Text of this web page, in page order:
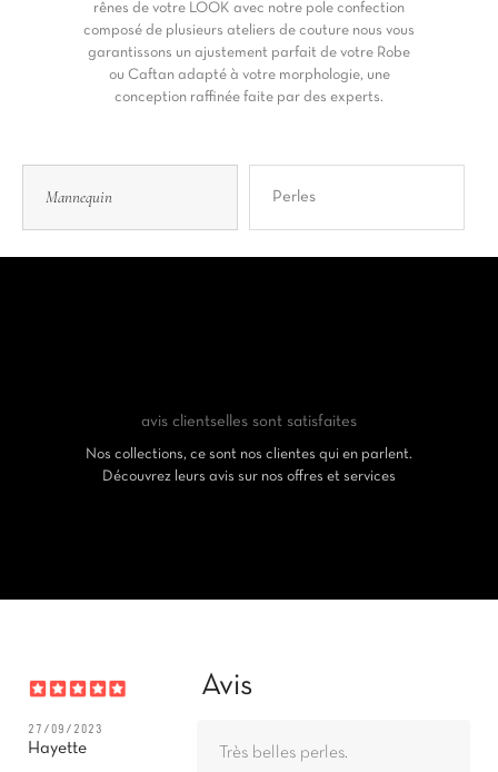
rênes de votre LOOK avec notre pole confection
composé de plusieurs ateliers de couture nous vous
garantissons un ajustement parfait de votre Robe
ou Caftan adapté à votre morphologie, une
conception raffinée faite par des experts.
Mannequin Perles
avis clientselles sont satisfaites
Nos collections, ce sont nos clientes qui en parlent.
Découvrez leurs avis sur nos offres et services
Avis
27/09/2023
Hayette Très belles perles.